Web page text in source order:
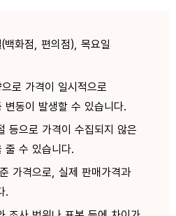
화점, 편의점), 목요일
로 가격이 일시적으로
변동이 발생할 수 있습니다.
등으로 가격이 수집되지 않은
줄 수 있습니다.
가격으로, 실제 판매가격과
.